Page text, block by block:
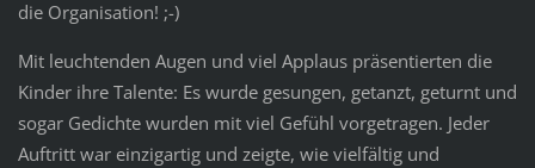
die Organisation! ;-)
Mit leuchtenden Augen und viel Applaus präsentierten die
Kinder ihre Talente: Es wurde gesungen, getanzt, geturnt und
sogar Gedichte wurden mit viel Gefühl vorgetragen. Jeder
Auftritt war einzigartig und zeigte, wie vielfältig und